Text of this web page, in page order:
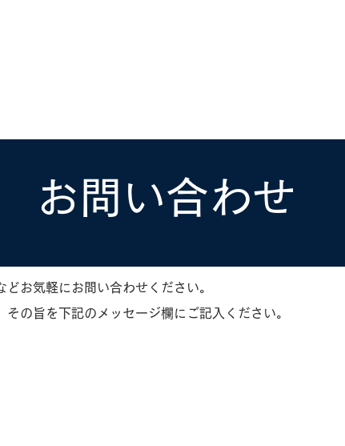
お問い合わせ
お気軽にお問い合わせください。
の旨を下記のメッセージ欄にご記入ください。